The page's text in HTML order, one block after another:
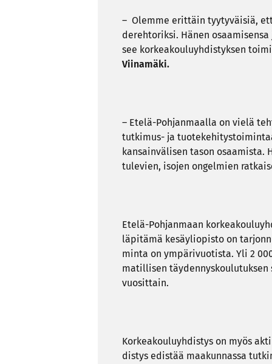
– Olem­me erit­täin tyy­ty­väi­siä,
de­reh­to­rik­si. Hänen
see kor­kea­kou­lu­yh­dis­tyk­sen
Vii­na­mä­ki.
– Etelä-​Pohjanmaalla on vielä
tutkimus-​ ja
kan­sain­vä­li­sen tason
tu­le­vien, iso­jen on­gel­mien
Etelä-​Pohjanmaan
lä­pi­tä­mä ke­säy­li­opis­to on
min­ta on ym­pä­ri­vuo­tis­ta. Yli 2
ma­til­li­sen
vuo­sit­tain.
Kor­kea­kou­lu­yh­dis­tys on myös
dis­tys edis­tää maa­kun­nas­sa